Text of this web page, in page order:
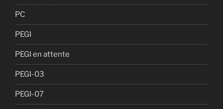
PC
PEGI
PEGI en attente
PEGI-03
PEGI-07